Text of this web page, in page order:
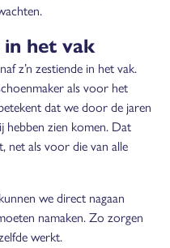
in het vak
z’n zestiende in het vak.
als voor het
dat we door de jaren
hebben zien komen. Dat
net als voor die van alle
kunnen we direct nagaan
namaken. Zo zorgen
werkt.